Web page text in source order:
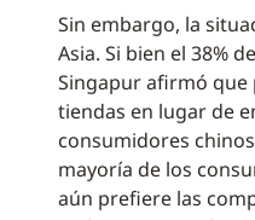
Sin embargo, la
Asia. Si bien el 38%
Singapur afirmó
tiendas en lugar de
consumidores
mayoría de los
aún prefiere las